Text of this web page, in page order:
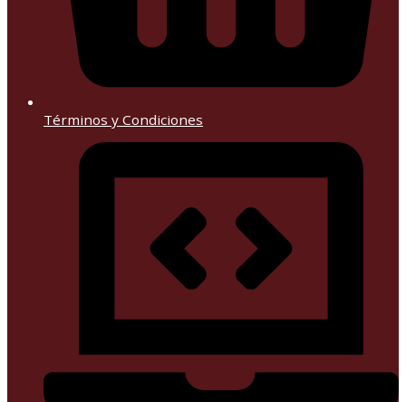
Términos y Condiciones